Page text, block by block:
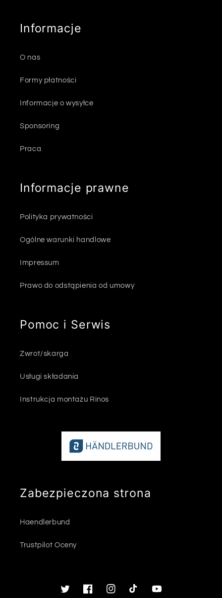
Informacje
O nas
Formy płatności
Informacje o wysyłce
Sponsoring
Praca
Informacje prawne
Polityka prywatności
Ogólne warunki handlowe
Impressum
Prawo do odstąpienia od umowy
Pomoc i Serwis
Zwrot/skarga
Usługi składania
Instrukcja montażu Rinos
Zabezpieczona strona
Haendlerbund
Trustpilot Oceny
TwitterFacebookInstagramTikTok Youtube